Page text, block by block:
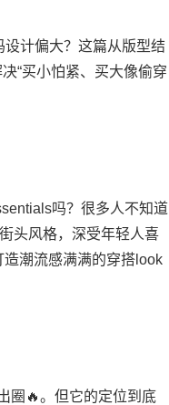
计偏大？这篇从版型结
“买小怕紧、买大像偷穿
吗？很多人不知道
头风格，深受年轻人喜
潮流感满满的穿搭look
圈🔥。但它的定位到底